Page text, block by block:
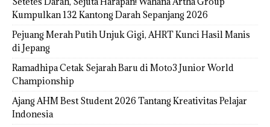
Kumpulkan 132 Kantong Darah Sepanjang 2026
Pejuang Merah Putih Unjuk Gigi, AHRT Kunci Hasil Manis
di Jepang
Ramadhipa Cetak Sejarah Baru di Moto3 Junior World
Championship
Ajang AHM Best Student 2026 Tantang Kreativitas Pelajar
Indonesia